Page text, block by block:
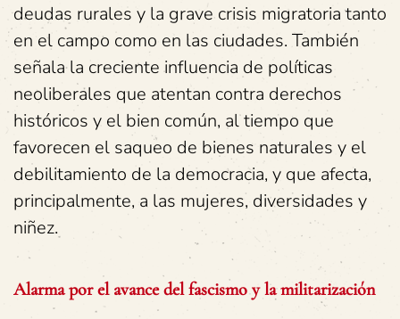
deudas rurales y la grave crisis migratoria tanto
en el campo como en las ciudades. También
señala la creciente influencia de políticas
neoliberales que atentan contra derechos
históricos y el bien común, al tiempo que
favorecen el saqueo de bienes naturales y el
debilitamiento de la democracia, y que afecta,
principalmente, a las mujeres, diversidades y
niñez.
Alarma por el avance del fascismo y la militarización